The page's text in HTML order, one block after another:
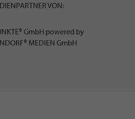
VON:
GmbH powered by
MEDIEN GmbH